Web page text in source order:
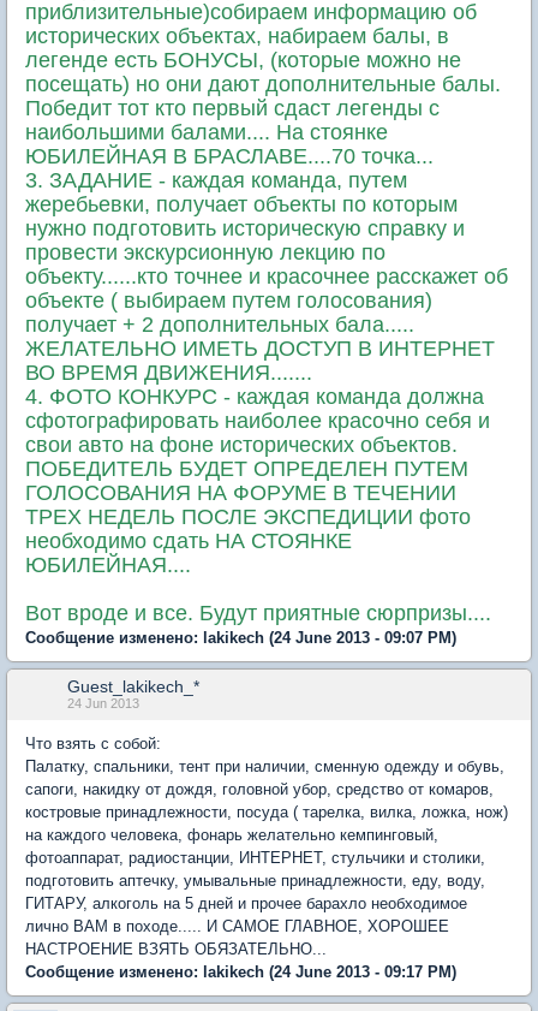
приблизительные)собираем информацию об
исторических объектах, набираем балы, в
легенде есть БОНУСЫ, (которые можно не
посещать) но они дают дополнительные балы.
Победит тот кто первый сдаст легенды с
наибольшими балами.... На стоянке
ЮБИЛЕЙНАЯ В БРАСЛАВЕ....70 точка...
3. ЗАДАНИЕ - каждая команда, путем
жеребьевки, получает объекты по которым
нужно подготовить историческую справку и
провести экскурсионную лекцию по
объекту......кто точнее и красочнее расскажет об
объекте ( выбираем путем голосования)
получает + 2 дополнительных бала.....
ЖЕЛАТЕЛЬНО ИМЕТЬ ДОСТУП В ИНТЕРНЕТ
ВО ВРЕМЯ ДВИЖЕНИЯ.......
4. ФОТО КОНКУРС - каждая команда должна
сфотографировать наиболее красочно себя и
свои авто на фоне исторических объектов.
ПОБЕДИТЕЛЬ БУДЕТ ОПРЕДЕЛЕН ПУТЕМ
ГОЛОСОВАНИЯ НА ФОРУМЕ В ТЕЧЕНИИ
ТРЕХ НЕДЕЛЬ ПОСЛЕ ЭКСПЕДИЦИИ фото
необходимо сдать НА СТОЯНКЕ
ЮБИЛЕЙНАЯ....
Вот вроде и все. Будут приятные сюрпризы....
Сообщение изменено: lakikech (24 June 2013 - 09:07 PM)
Guest_lakikech_*
24 Jun 2013
Что взять с собой:
Палатку, спальники, тент при наличии, сменную одежду и обувь,
сапоги, накидку от дождя, головной убор, средство от комаров,
костровые принадлежности, посуда ( тарелка, вилка, ложка, нож)
на каждого человека, фонарь желательно кемпинговый,
фотоаппарат, радиостанции, ИНТЕРНЕТ, стульчики и столики,
подготовить аптечку, умывальные принадлежности, еду, воду,
ГИТАРУ, алкоголь на 5 дней и прочее барахло необходимое
лично ВАМ в походе..... И САМОЕ ГЛАВНОЕ, ХОРОШЕЕ
НАСТРОЕНИЕ ВЗЯТЬ ОБЯЗАТЕЛЬНО...
Сообщение изменено: lakikech (24 June 2013 - 09:17 PM)